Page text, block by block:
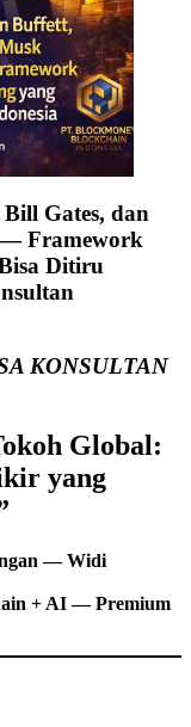
Gates, dan
Framework
Ditiru
KONSULTAN
Global:
yang
— Widi
+ AI — Premium